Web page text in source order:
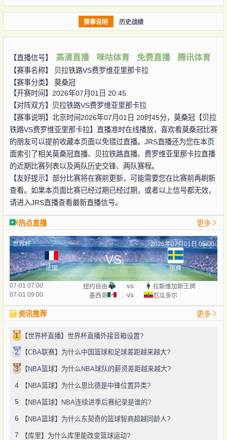
赛事说明 历史战绩
【直播信号】 高清直播 咪咕体育 免费直播 腾讯体育
【赛事名称】
贝拉铁路VS费罗维亚里那卡拉
【赛事分类】 莫桑冠
【开赛时间】2026年07月01日 20:45
【对阵双方】
贝拉铁路VS费罗维亚里那卡拉
【赛事说明】北京时间2026年07月01日 20时45分，莫桑冠【贝拉
铁路VS费罗维亚里那卡拉】直播准时在线播放，喜欢看莫桑冠比赛
的朋友可以提前收藏本页面以免错过直播。JRS直播还为您在本页
面索引了相关莫桑冠直播、贝拉铁路直播、费罗维亚里那卡拉直播
的近期比赛列表以及两队历史交锋、两队赛程。
【友好提示】部分比赛将在赛前更新，可能需要您在比赛前再刷新
查看。如果本页面比赛已经过期已经过期，或者以上信号都无效，
请进入JRS直播查看最新直播信号。
热点直播 更多
世界杯 2026年07月01日 05:00
法国
VS
瑞典
07-01 07:00 纽约自由 vs
拉斯维加斯王牌
07-01 09:00
墨西哥 vs 厄瓜多尔
资讯推荐 更多
1 【世界杯直播】世界杯直播外接音箱设置?
2 【CBA联赛】为什么中国篮球和足球差距越来越大?
3 【NBA篮球】为什么NBA球队的薪资差距越来越大?
4 【NBA篮球】为什么恩比德是中锋位置异类?
5 【NBA篮球】NBA连续进季后赛纪录是谁的?
6 【NBA篮球】为什么东契奇的篮球智商超越同龄人?
7 【库里】为什么库里能改变篮球运动?